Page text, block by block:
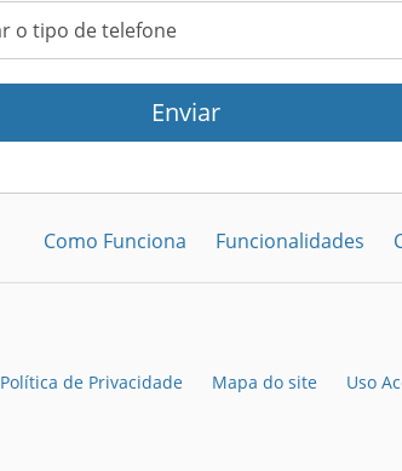
Enviar
Como Funciona Funcionalidades
Política de Privacidade Mapa do site Uso